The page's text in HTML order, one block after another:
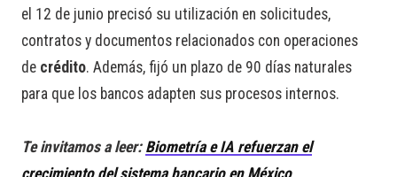
el 12 de junio precisó su utilización en solicitudes,
contratos y documentos relacionados con operaciones
de crédito. Además, fijó un plazo de 90 días naturales
para que los bancos adapten sus procesos internos.
Te invitamos a leer: Biometría e IA refuerzan el